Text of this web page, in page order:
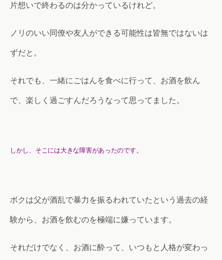
片想いで終わるのは分かっているけれど。
ノリのいい同僚や友人ができる可能性は皆無ではないは
ずだと。
それでも、一緒にごはんを食べに行って、お酒を飲ん
で、楽しく過ごすんだろうなって思ってました。
しかし、そこには大きな障害があったのです。
ボクは父が酒乱で暴力を振るわれていたという過去の経
験から、お酒を飲むのを極端に嫌っています。
それだけでなく、お酒に酔って、いつもと人格が変わっ